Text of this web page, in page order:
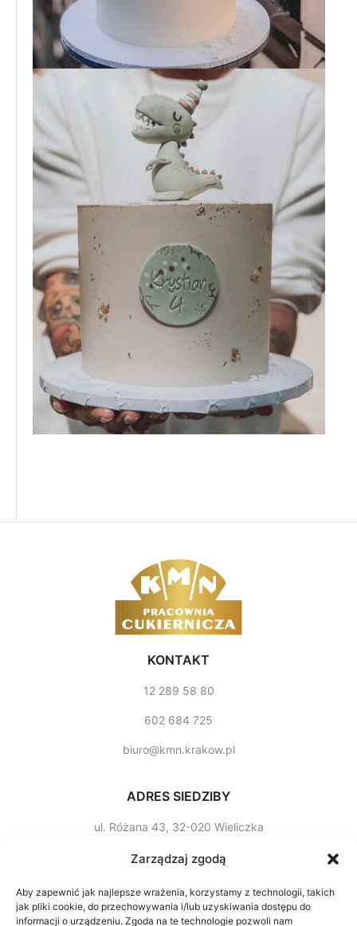
Zarządzaj zgodą
Aby zapewnić jak najlepsze wrażenia, korzystamy z technologii, takich
jak pliki cookie, do przechowywania i/lub uzyskiwania dostępu do
informacji o urządzeniu. Zgoda na te technologie pozwoli nam
KONTAKT
12 289 58 80
602 684 725
biuro@kmn.krakow.pl
ADRES SIEDZIBY
ul. Różana 43, 32­-020 Wieliczka
Godziny otwarcia
poniedziałek-sobota
7:00-15:00